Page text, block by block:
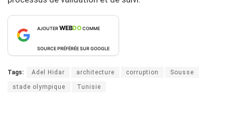
AJOUTERWEBDOCOMME
SOURCE PRÉFÉRÉE SUR GOOGLE
Tags: Adel Hidar architecture corruption Sousse
stade olympique Tunisie